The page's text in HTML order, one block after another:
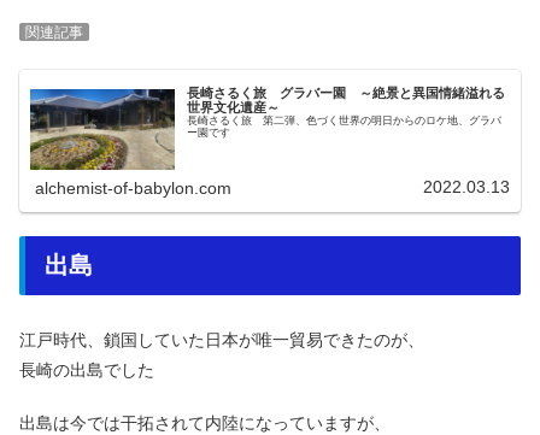
関連記事
長崎さるく旅 グラバー園 ～絶景と異国情緒溢れる
世界文化遺産～
長崎さるく旅 第二弾、色づく世界の明日からのロケ地、グラバ
ー園です
alchemist-of-babylon.com 2022.03.13
出島
江戸時代、鎖国していた日本が唯一貿易できたのが、
長崎の出島でした
出島は今では干拓されて内陸になっていますが、